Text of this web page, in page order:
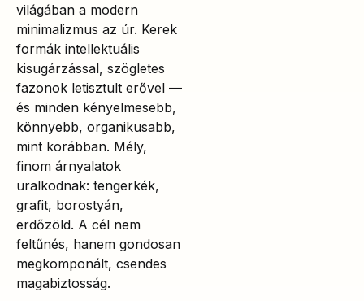
világában a modern
minimalizmus az úr. Kerek
formák intellektuális
kisugárzással, szögletes
fazonok letisztult erővel —
és minden kényelmesebb,
könnyebb, organikusabb,
mint korábban. Mély,
finom árnyalatok
uralkodnak: tengerkék,
grafit, borostyán,
erdőzöld. A cél nem
feltűnés, hanem gondosan
megkomponált, csendes
magabiztosság.